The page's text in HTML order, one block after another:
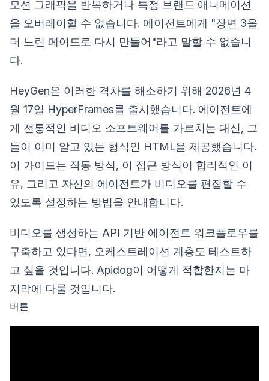
모션 그래픽을 반복하거나 특정 브랜드 애니메이션
을 오버레이할 수 없습니다. 에이전트에게 "장면 3을
더 느린 페이드로 다시 만들어"라고 말할 수 없습니
다.
HeyGen은 이러한 격차를 해소하기 위해 2026년 4
월 17일 HyperFrames를 출시했습니다. 에이전트에
게 전통적인 비디오 소프트웨어를 가르치는 대신, 그
들이 이미 알고 있는 형식인 HTML을 제공했습니다.
이 가이드는 작동 방식, 이 접근 방식이 합리적인 이
유, 그리고 자신의 에이전트가 비디오를 편집할 수
있도록 설정하는 방법을 안내합니다.
비디오를 생성하는 API 기반 에이전트 워크플로우를
구축하고 있다면, 오케스트레이션 계층도 테스트하
고 싶을 것입니다. Apidog이 어떻게 적합한지는 마
지막에 다룰 것입니다.
버튼